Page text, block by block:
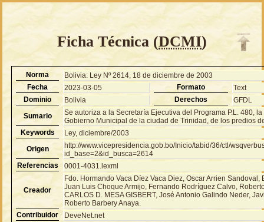
Ficha Técnica (DCMI)
Norma
Bolivia: Ley Nº 2614, 18 de diciembre de 2003
Fecha
2023-03-05 Formato
Text
Dominio
Bolivia Derechos
GFDL
Sumario
Se autoriza a la Secretaría Ejecutiva del Programa P.L. 480,
Gobierno Municipal de la ciudad de Trinidad, de los predios
Keywords
Ley, diciembre/2003
Origen
http://www.vicepresidencia.gob.bo/Inicio/tabid/36/ctl/
id_base=2&id_busca=2614
Referencias
0001-4031.lexml
Creador
Fdo. Hormando Vaca Díez Vaca Diez, Oscar Arrien
Juan Luis Choque Armijo, Fernando Rodríguez Calvo,
CARLOS D. MESA GISBERT, José Antonio Galindo Neder,
Roberto Barbery Anaya.
Contribuidor
DeveNet.net